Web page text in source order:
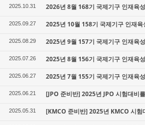
2025.10.31 2026년 8월 168기 국제기구 인재육
2025.09.27 2025년 10월 158기 국제기구 인재
2025.08.29 2025년 9월 157기 국제기구 인재육
2025.07.26 2025년 8월 156기 국제기구 인재육
2025.06.27 2025년 7월 155기 국제기구 인재육
2025.06.21 [JPO 준비반] 2025년 JPO 시험대비
2025.05.31 [KMCO 준비반] 2025년 KMCO 시